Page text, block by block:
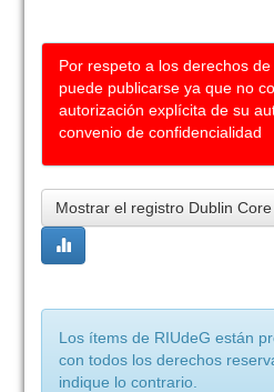
Por respeto a los derechos
puede publicarse ya que no
autorización explícita de su
convenio de confidencialidad
Mostrar el registro Dublin
Los ítems de RIUdeG están
con todos los derechos
indique lo contrario.